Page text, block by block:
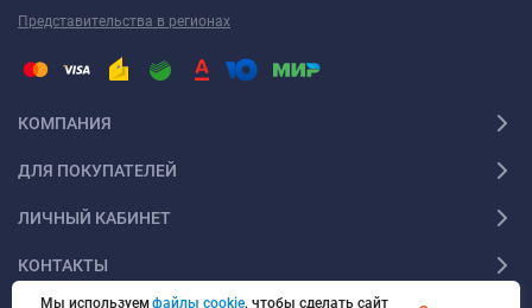
Представительства в регионах
КОМПАНИЯ
ДЛЯ ПОКУПАТЕЛЕЙ
ЛИЧНЫЙ КАБИНЕТ
КОНТАКТЫ
Мы используемфайлы cookie, чтобы сделать сайт